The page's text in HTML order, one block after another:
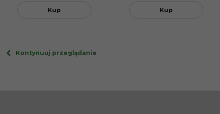
Kup Kup
Kontynuuj przeglądanie